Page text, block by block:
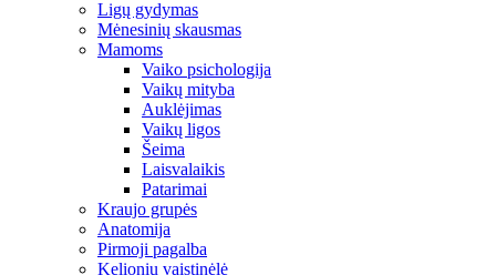
Ligų gydymas
Mėnesinių skausmas
Mamoms
Vaiko psichologija
Vaikų mityba
Auklėjimas
Vaikų ligos
Šeima
Laisvalaikis
Patarimai
Kraujo grupės
Anatomija
Pirmoji pagalba
Kelionių vaistinėlė